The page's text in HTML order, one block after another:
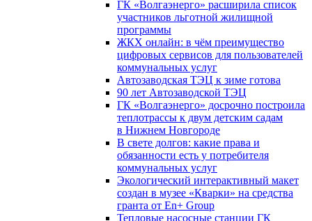
ГК «Волгаэнерго» расширила список
участников льготной жилищной
программы
ЖКХ онлайн: в чём преимущество
цифровых сервисов для пользователей
коммунальных услуг
Автозаводская ТЭЦ к зиме готова
90 лет Автозаводской ТЭЦ
ГК «Волгаэнерго» досрочно построила
теплотрассы к двум детским садам
в Нижнем Новгороде
В свете долгов: какие права и
обязанности есть у потребителя
коммунальных услуг
Экологический интерактивный макет
создан в музее «Кварки» на средства
гранта от En+ Group
Тепловые насосные станции ГК